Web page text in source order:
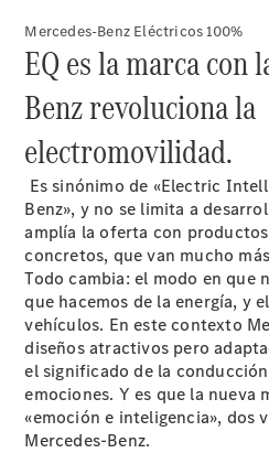
Contacto
Centros y
Horarios
Star
Madrid.
Quienes
somos.
Por qué
Star
Madrid
Mercedes-Benz Eléctricos 100%
EQ es la marca con
Benz revoluciona la
electromovilidad.
Es sinónimo de «Electric
Benz», y no se limita a
amplía la oferta con
concretos, que van mucho
Todo cambia: el modo en que
que hacemos de la energía, y
vehículos. En este contexto
diseños atractivos pero
el significado de la
emociones. Y es que la nueva
«emoción e inteligencia», dos
Mercedes-Benz.